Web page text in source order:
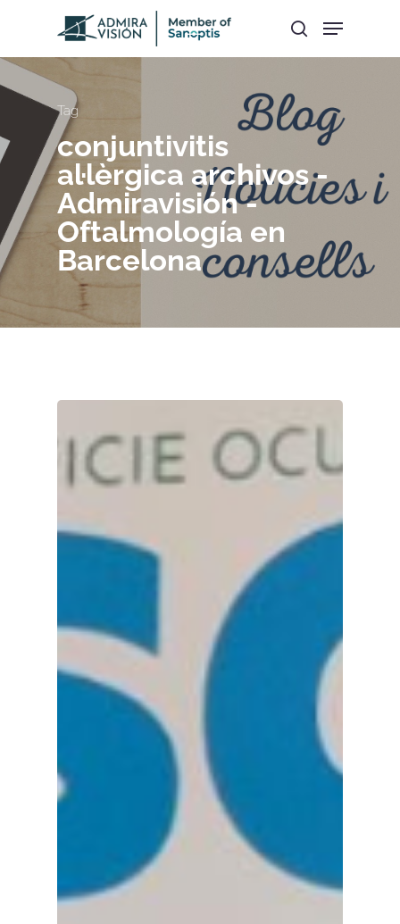
Hit enter to search or ESC to close
Tag
conjuntivitis
al·lèrgica archivos -
Admiravisión -
Oftalmología en
Barcelona